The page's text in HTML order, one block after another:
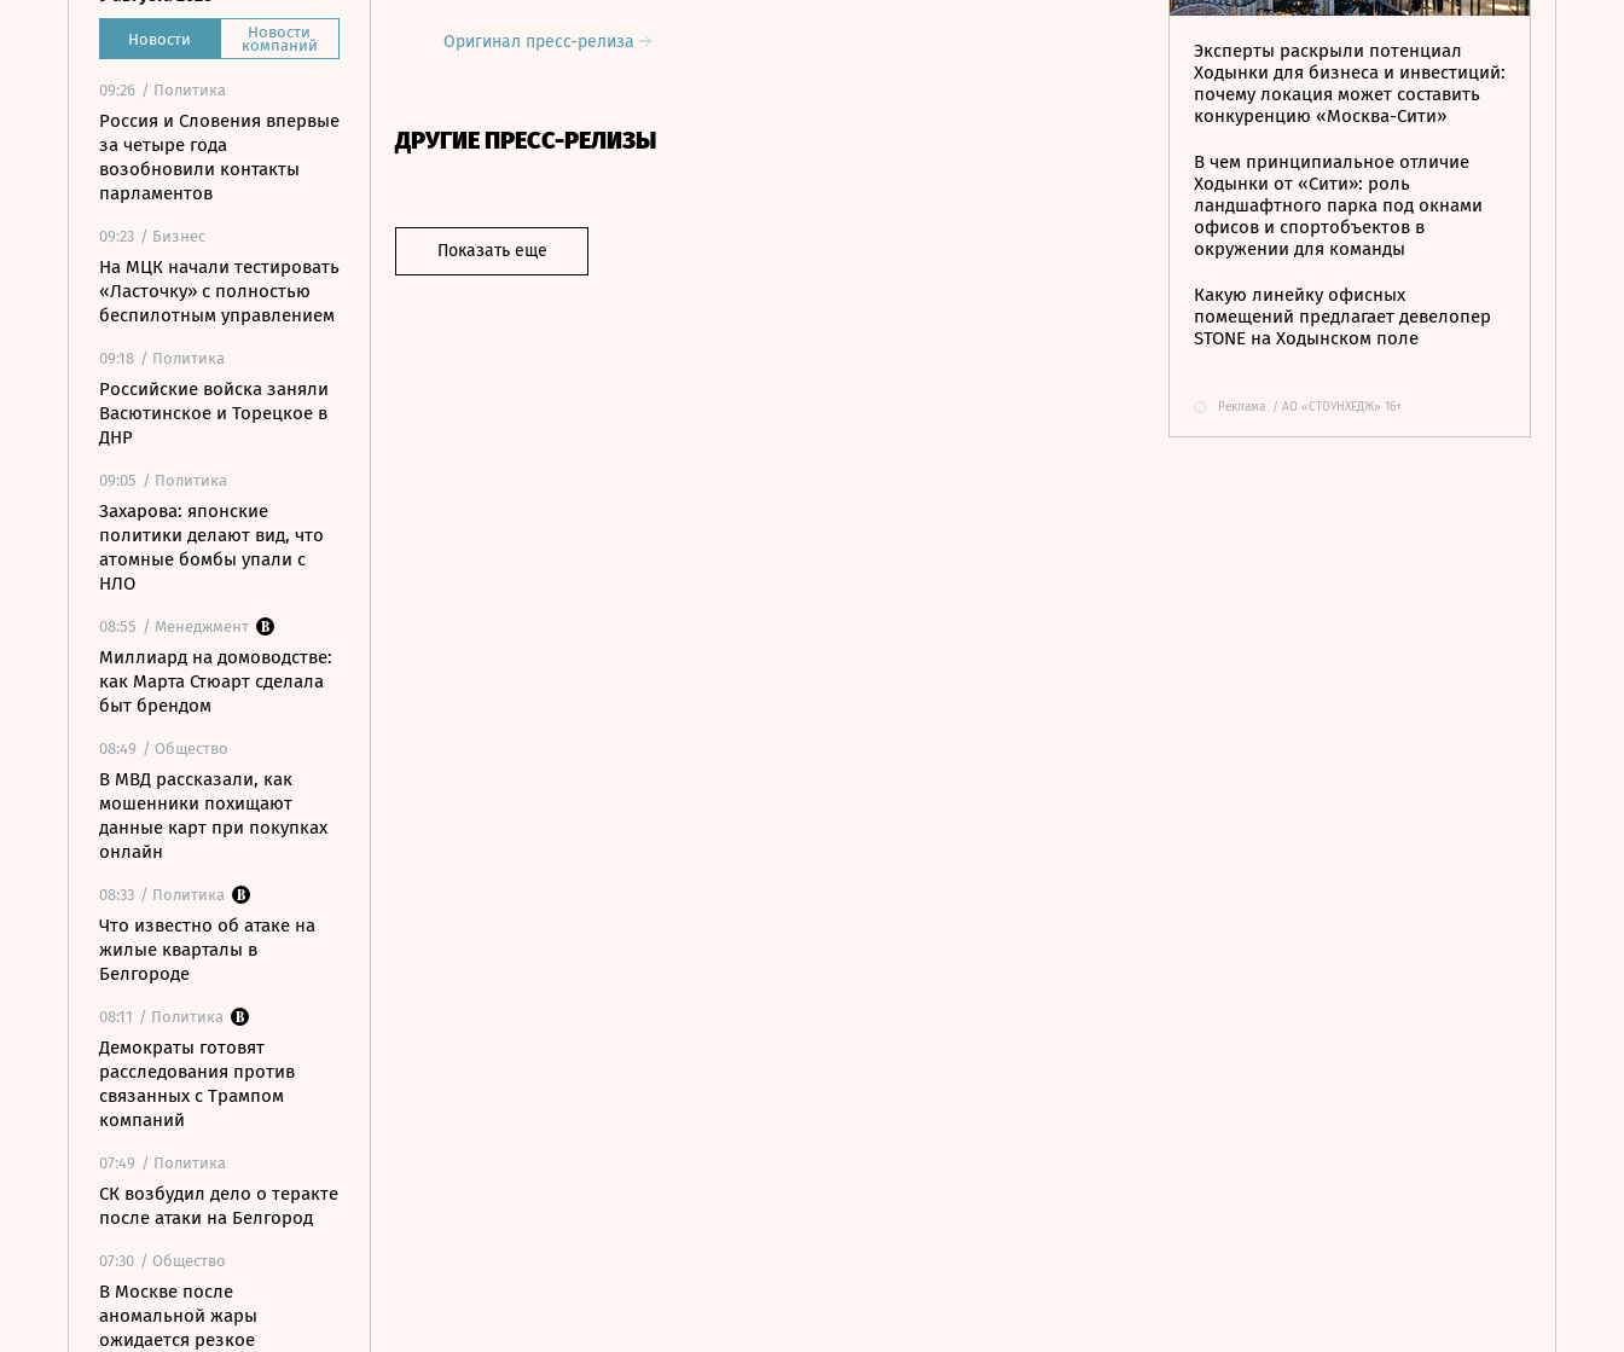
Новости Новости
компаний
09:26 / Политика
Россия и Словения впервые
за четыре года
возобновили контакты
парламентов
09:23 / Бизнес
На МЦК начали тестировать
«Ласточку» с полностью
беспилотным управлением
09:18 / Политика
Российские войска заняли
Васютинское и Торецкое в
ДНР
09:05 / Политика
Захарова: японские
политики делают вид, что
атомные бомбы упали с
НЛО
08:55 / Менеджмент
Миллиард на домоводстве:
как Марта Стюарт сделала
быт брендом
08:49 / Общество
В МВД рассказали, как
мошенники похищают
данные карт при покупках
онлайн
08:33 / Политика
Что известно об атаке на
жилые кварталы в
Белгороде
08:11 / Политика
Демократы готовят
расследования против
связанных с Трампом
компаний
07:49 / Политика
СК возбудил дело о теракте
после атаки на Белгород
07:30 / Общество
В Москве после
аномальной жары
ожидается резкое
Оригинал пресс-релиза
ДРУГИЕ ПРЕСС-РЕЛИЗЫ
Показать еще
Эксперты раскрыли потенциал
Ходынки для бизнеса и инвестиций:
почему локация может составить
конкуренцию «Москва-Сити»
В чем принципиальное отличие
Ходынки от «Сити»: роль
ландшафтного парка под окнами
офисов и спортобъектов в
окружении для команды
Какую линейку офисных
помещений предлагает девелопер
STONE на Ходынском поле
Реклама / АО «СТОУНХЕДЖ» 16+